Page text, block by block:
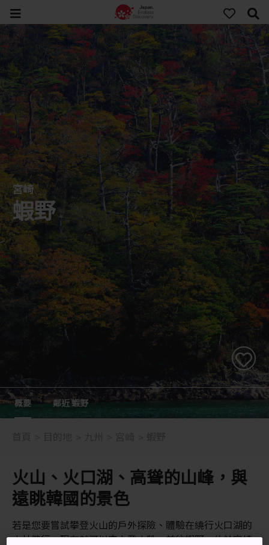
宮崎
蝦野
概要 鄰近 蝦野
火山、火口湖、高聳的山峰，與
遠眺韓國的景色
若是您要嘗試攀登火山的戶外探險、體驗在繞行火口湖的
山林健行，現在就可以穿上登山靴，前往蝦野。位於宮崎